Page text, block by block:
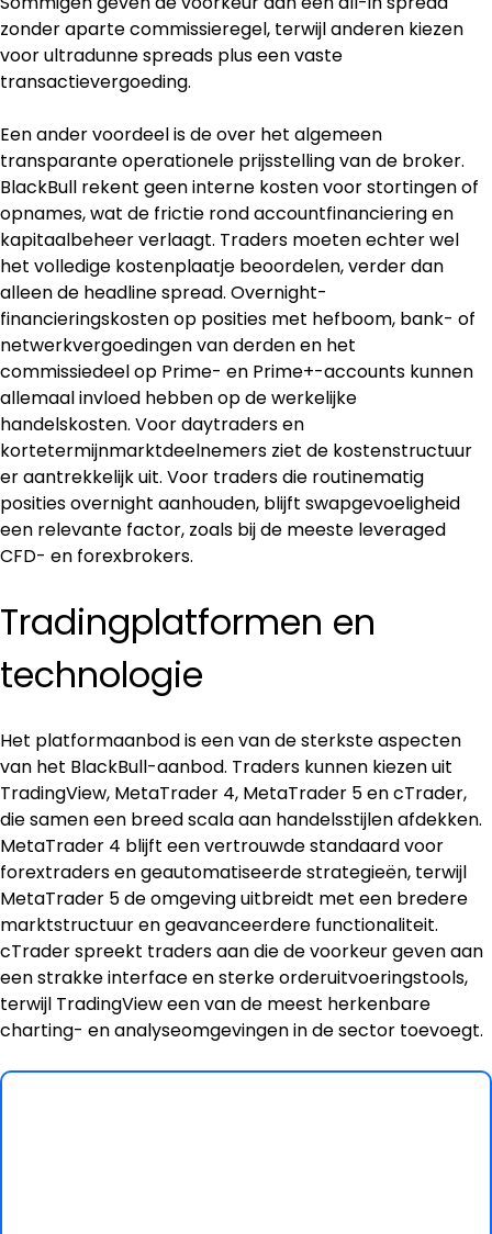
zonder aparte commissieregel, terwijl anderen kiezen
voor ultradunne spreads plus een vaste
transactievergoeding.
Een ander voordeel is de over het algemeen
transparante operationele prijsstelling van de broker.
BlackBull rekent geen interne kosten voor stortingen of
opnames, wat de frictie rond accountfinanciering en
kapitaalbeheer verlaagt. Traders moeten echter wel
het volledige kostenplaatje beoordelen, verder dan
alleen de headline spread. Overnight-
financieringskosten op posities met hefboom, bank- of
netwerkvergoedingen van derden en het
commissiedeel op Prime- en Prime+-accounts kunnen
allemaal invloed hebben op de werkelijke
handelskosten. Voor daytraders en
kortetermijnmarktdeelnemers ziet de kostenstructuur
er aantrekkelijk uit. Voor traders die routinematig
posities overnight aanhouden, blijft swapgevoeligheid
een relevante factor, zoals bij de meeste leveraged
CFD- en forexbrokers.
Tradingplatformen en
technologie
Het platformaanbod is een van de sterkste aspecten
van het BlackBull-aanbod. Traders kunnen kiezen uit
TradingView, MetaTrader 4, MetaTrader 5 en cTrader,
die samen een breed scala aan handelsstijlen afdekken.
MetaTrader 4 blijft een vertrouwde standaard voor
forextraders en geautomatiseerde strategieën, terwijl
MetaTrader 5 de omgeving uitbreidt met een bredere
marktstructuur en geavanceerdere functionaliteit.
cTrader spreekt traders aan die de voorkeur geven aan
een strakke interface en sterke orderuitvoeringstools,
terwijl TradingView een van de meest herkenbare
charting- en analyseomgevingen in de sector toevoegt.